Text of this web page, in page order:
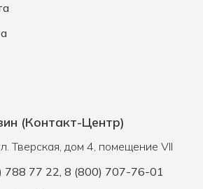
(Контакт-Центр)
Тверская, дом 4, помещение VII
788 77 22, 8 (800) 707-76-01